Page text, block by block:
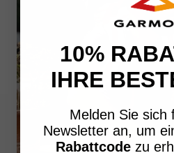
10%
IHRE
Melden Sie sich
Newsletter an, um
Rabattcode zu